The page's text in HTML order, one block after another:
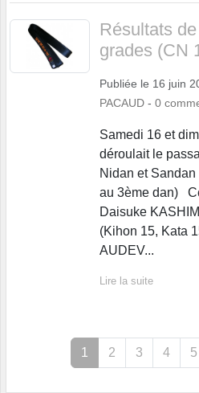
Résultats
grades (CN
Publiée le 16 juin
PACAUD - 0
Samedi 16 et
déroulait le
Nidan et
au 3ème dan)
Daisuke
(Kihon 15, Kata
AUDEV...
Lire la suite
1 2 3 4 5